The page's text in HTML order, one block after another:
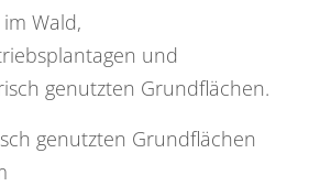
Wald,
und
genutzten Grundflächen.
genutzten Grundflächen